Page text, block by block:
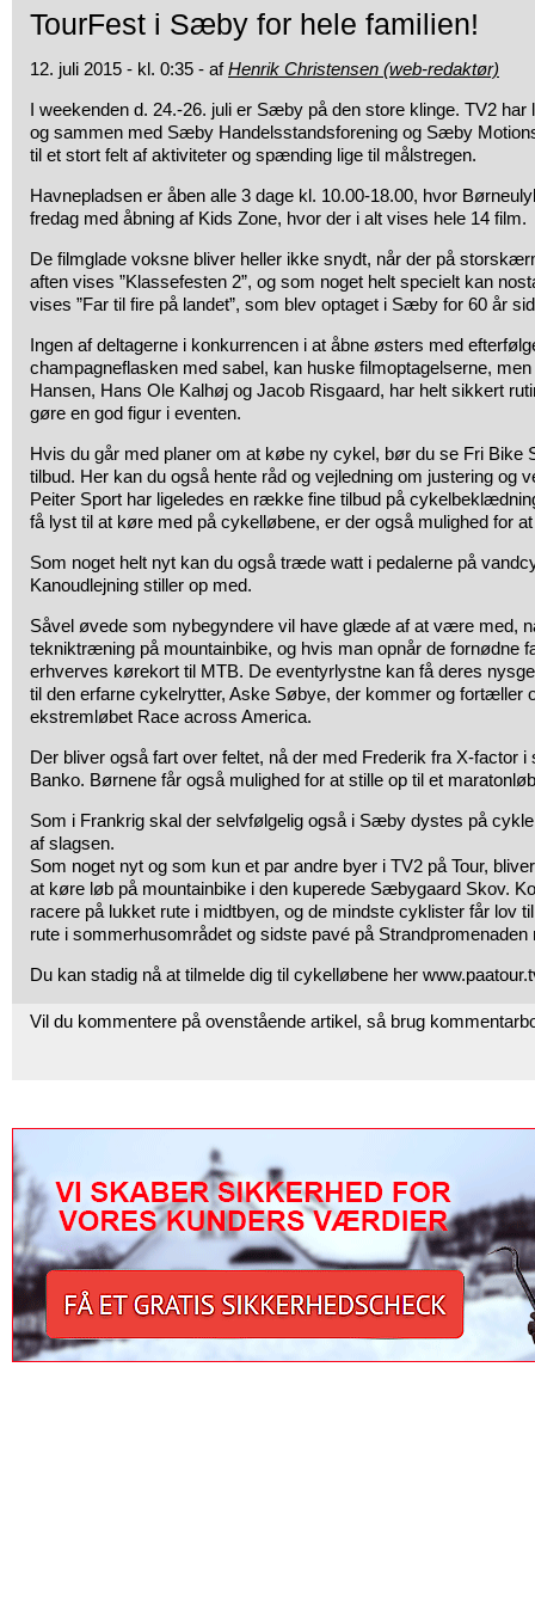
TourFest i Sæby for hele familien!
12. juli 2015 - kl. 0:35 - afHenrik Christensen (web-redaktør)
I weekenden d. 24.-26. juli er Sæby på den store klinge. TV2 har
og sammen med Sæby Handelsstandsforening og Sæby
til et stort felt af aktiviteter og spænding lige til målstregen.
Havnepladsen er åben alle 3 dage kl. 10.00-18.00, hvor
fredag med åbning af Kids Zone, hvor der i alt vises hele 14 film.
De filmglade voksne bliver heller ikke snydt, når der på
aften vises ”Klassefesten 2”, og som noget helt specielt kan
vises ”Far til fire på landet”, som blev optaget i Sæby for 60 år
Ingen af deltagerne i konkurrencen i at åbne østers med
champagneflasken med sabel, kan huske filmoptagelserne,
Hansen, Hans Ole Kalhøj og Jacob Risgaard, har helt sikkert
gøre en god figur i eventen.
Hvis du går med planer om at købe ny cykel, bør du se Fri Bike
tilbud. Her kan du også hente råd og vejledning om justering og
Peiter Sport har ligeledes en række fine tilbud på
få lyst til at køre med på cykelløbene, er der også mulighed for
Som noget helt nyt kan du også træde watt i pedalerne på
Kanoudlejning stiller op med.
Såvel øvede som nybegyndere vil have glæde af at være med,
tekniktræning på mountainbike, og hvis man opnår de fornødne
erhverves kørekort til MTB. De eventyrlystne kan få deres
til den erfarne cykelrytter, Aske Søbye, der kommer og fortæller
ekstremløbet Race across America.
Der bliver også fart over feltet, nå der med Frederik fra X-factor i
Banko. Børnene får også mulighed for at stille op til et
Som i Frankrig skal der selvfølgelig også i Sæby dystes på
af slagsen.
Som noget nyt og som kun et par andre byer i TV2 på Tour,
at køre løb på mountainbike i den kuperede Sæbygaard Skov.
racere på lukket rute i midtbyen, og de mindste cyklister får lov
rute i sommerhusområdet og sidste pavé på Strandpromenaden
Du kan stadig nå at tilmelde dig til cykelløbene her
Vil du kommentere på ovenstående artikel, så brug